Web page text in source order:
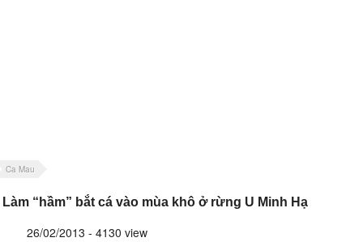
Ca Mau
Làm “hầm” bắt cá vào mùa khô ở rừng U Minh Hạ
26/02/2013 - 4130 view